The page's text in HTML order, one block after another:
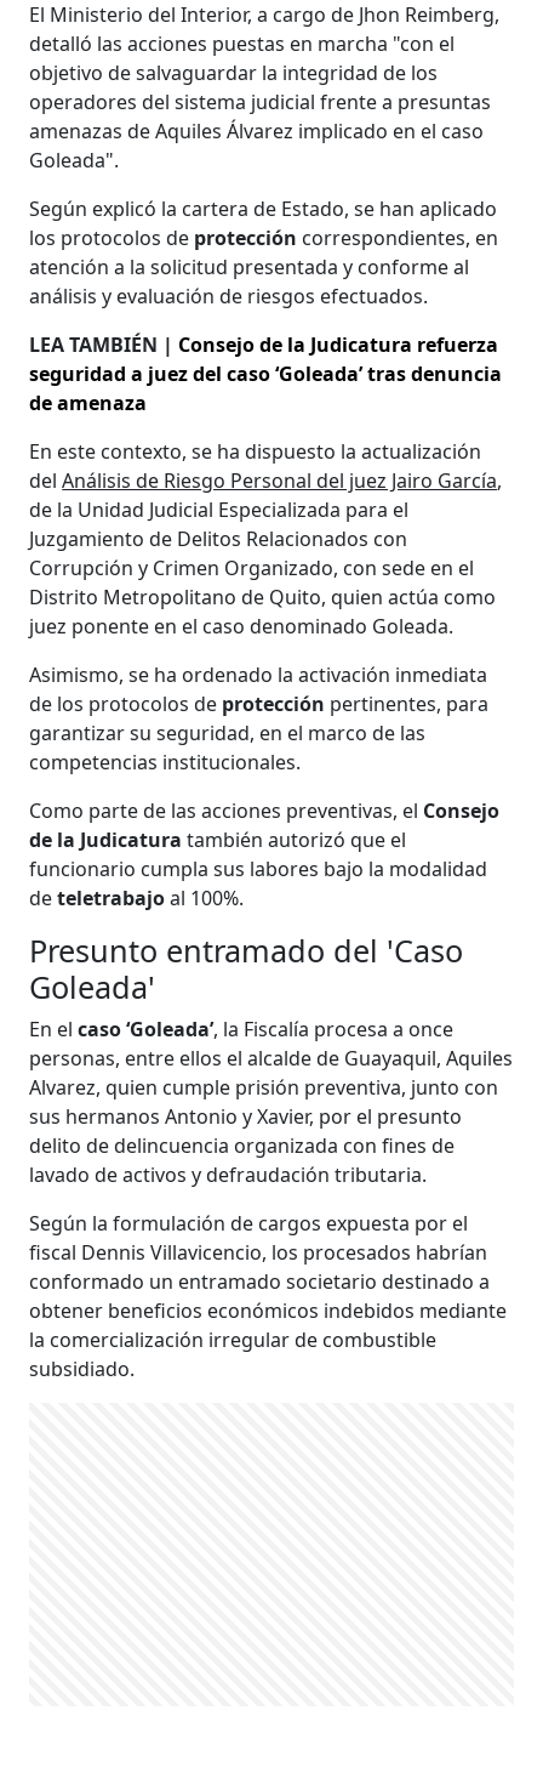
El Ministerio del Interior, a cargo de Jhon Reimberg,
detalló las acciones puestas en marcha "con el
objetivo de salvaguardar la integridad de los
operadores del sistema judicial frente a presuntas
amenazas de Aquiles Álvarez implicado en el caso
Goleada".
Según explicó la cartera de Estado, se han aplicado
los protocolos de protección correspondientes, en
atención a la solicitud presentada y conforme al
análisis y evaluación de riesgos efectuados.
LEA TAMBIÉN | Consejo de la Judicatura refuerza
seguridad a juez del caso ‘Goleada’ tras denuncia
de amenaza
En este contexto, se ha dispuesto la actualización
delAnálisis de Riesgo Personal del juez Jairo García,
de la Unidad Judicial Especializada para el
Juzgamiento de Delitos Relacionados con
Corrupción y Crimen Organizado, con sede en el
Distrito Metropolitano de Quito, quien actúa como
juez ponente en el caso denominado Goleada.
Asimismo, se ha ordenado la activación inmediata
de los protocolos de protección pertinentes, para
garantizar su seguridad, en el marco de las
competencias institucionales.
Como parte de las acciones preventivas, el Consejo
de la Judicatura también autorizó que el
funcionario cumpla sus labores bajo la modalidad
deteletrabajoal 100%.
Presunto entramado del 'Caso
Goleada'
En elcaso ‘Goleada’, la Fiscalía procesa a once
personas, entre ellos el alcalde de Guayaquil, Aquiles
Alvarez, quien cumple prisión preventiva, junto con
sus hermanos Antonio y Xavier, por el presunto
delito de delincuencia organizada con fines de
lavado de activos y defraudación tributaria.
Según la formulación de cargos expuesta por el
fiscal Dennis Villavicencio, los procesados habrían
conformado un entramado societario destinado a
obtener beneficios económicos indebidos mediante
la comercialización irregular de combustible
subsidiado.